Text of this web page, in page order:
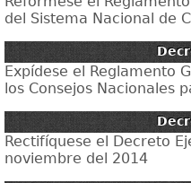
del Sistema Nacional de
Expídese el Reglamento
los Consejos Nacionales
Rectifíquese el Decreto
noviembre del 2014